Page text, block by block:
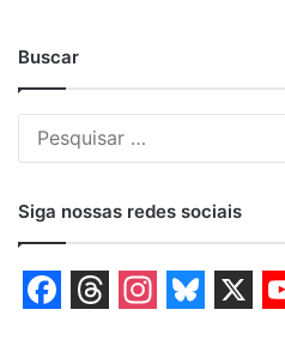
Buscar
Siga nossas redes sociais